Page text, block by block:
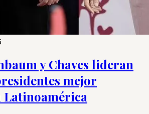
y Chaves lideran
mejor
Latinoamérica